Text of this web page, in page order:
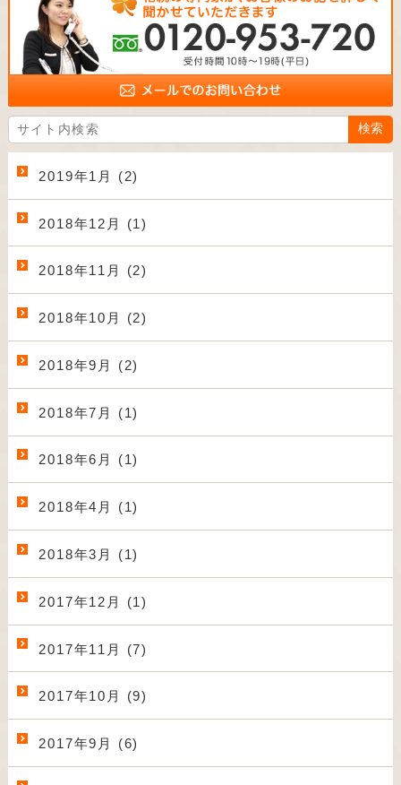
2019年1月 (2)
2018年12月 (1)
2018年11月 (2)
2018年10月 (2)
2018年9月 (2)
2018年7月 (1)
2018年6月 (1)
2018年4月 (1)
2018年3月 (1)
2017年12月 (1)
2017年11月 (7)
2017年10月 (9)
2017年9月 (6)